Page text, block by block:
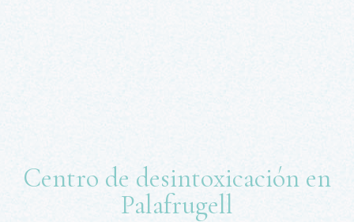
Centro de desintoxicación en
Palafrugell